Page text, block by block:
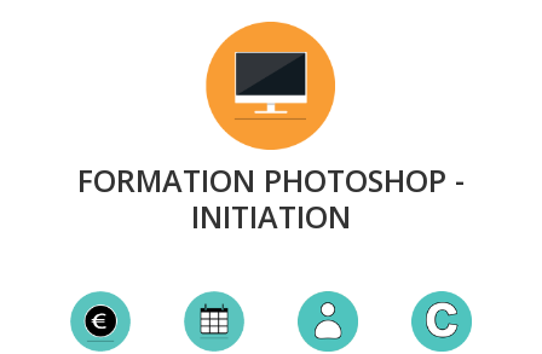
FORMATION PHOTOSHOP -
INITIATION